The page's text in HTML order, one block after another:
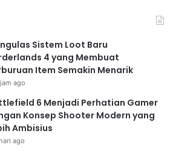
Sistem Loot Baru
4 yang Membuat
Item Semakin Menarik
ago
6 Menjadi Perhatian Gamer
Konsep Shooter Modern yang
Ambisius
ago